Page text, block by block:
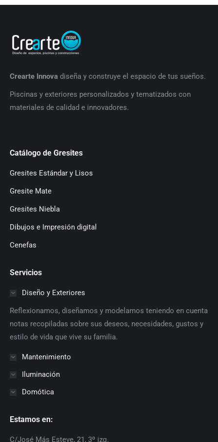
Crearte Innova diseña y construye el espacio de tus sueños.
Piscinas y exteriores personalizados y tematizados con
materiales de calidad e innovadores.
Catálogo de Gresites
Gresites Estándar y Lisos
Gresite Mate
Gresites Niebla
Dibujos e Impresión digital
Cenefas
Servicios
Diseño y Exteriores
Reflexionamos, diseñamos y modelamos teniendo en cuenta
notas recopiladas sobre sus deseos, necesidades, gustos y
estilo de vida que vive su familia.
Mantenimiento
Iluminación
Domótica
Estamos en:
C/José Más Esteve, 21, 3º izq.